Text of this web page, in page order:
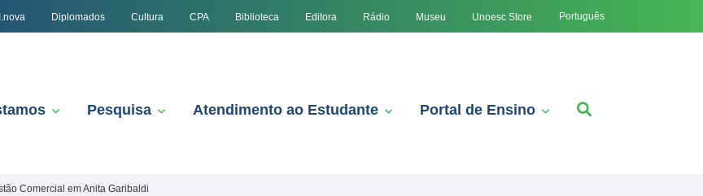
I.nova Diplomados Cultura CPA Biblioteca Editora Rádio Museu Unoesc Store Português
Pesquisa Atendimento ao Estudante Portal de Ensino
Comercial em Anita Garibaldi